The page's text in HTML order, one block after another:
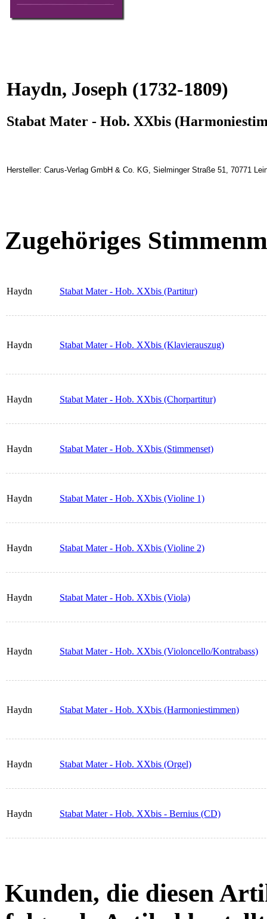
Haydn, Joseph (1732-1809)
Stabat Mater - Hob. XXbis
Hersteller: Carus-Verlag GmbH & Co. KG, Sielminger Straße 51, 70771
Zugehöriges
Haydn Stabat Mater - Hob. XXbis (Partitur)
Haydn Stabat Mater - Hob. XXbis (Klavierauszug)
Haydn Stabat Mater - Hob. XXbis (Chorpartitur)
Haydn Stabat Mater - Hob. XXbis (Stimmenset)
Haydn Stabat Mater - Hob. XXbis (Violine 1)
Haydn Stabat Mater - Hob. XXbis (Violine 2)
Haydn Stabat Mater - Hob. XXbis (Viola)
Haydn Stabat Mater - Hob. XXbis (Violoncello/Kontrabass)
Haydn Stabat Mater - Hob. XXbis (Harmoniestimmen)
Haydn Stabat Mater - Hob. XXbis (Orgel)
Haydn Stabat Mater - Hob. XXbis - Bernius (CD)
Kunden, die diesen